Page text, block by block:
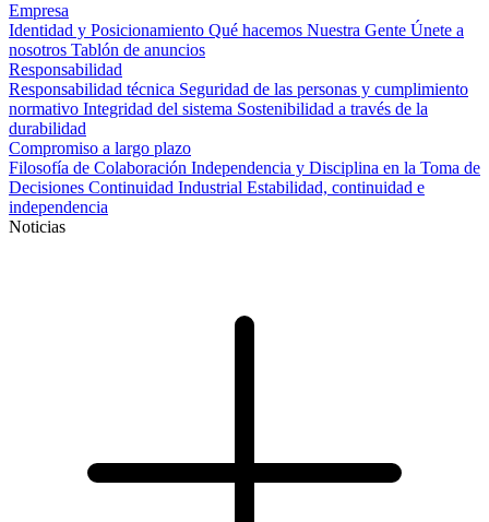
Empresa
Identidad y Posicionamiento Qué hacemos Nuestra Gente Únete a
nosotros Tablón de anuncios
Responsabilidad
Responsabilidad técnica Seguridad de las personas y cumplimiento
normativo Integridad del sistema Sostenibilidad a través de la
durabilidad
Compromiso a largo plazo
Filosofía de Colaboración Independencia y Disciplina en la Toma de
Decisiones Continuidad Industrial Estabilidad, continuidad e
independencia
Noticias